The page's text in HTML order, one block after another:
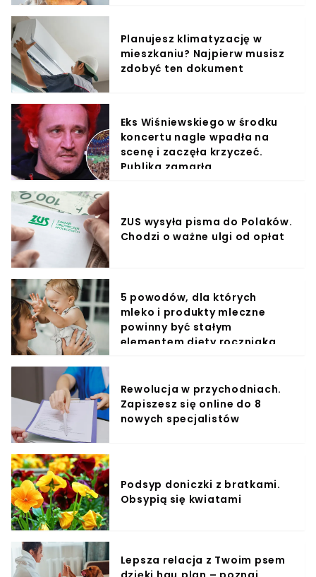
Planujesz klimatyzację w
mieszkaniu? Najpierw musisz
zdobyć ten dokument
Eks Wiśniewskiego w środku
koncertu nagle wpadła na
scenę i zaczęła krzyczeć.
Publika zamarła
ZUS wysyła pisma do Polaków.
Chodzi o ważne ulgi od opłat
5 powodów, dla których
mleko i produkty mleczne
powinny być stałym
elementem diety roczniaka
Rewolucja w przychodniach.
Zapiszesz się online do 8
nowych specjalistów
Podsyp doniczki z bratkami.
Obsypią się kwiatami
Lepsza relacja z Twoim psem